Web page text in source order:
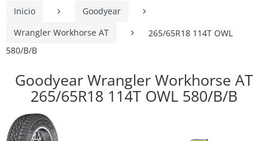
Inicio
Goodyear
Wrangler Workhorse AT
265/65R18 114T OWL
580/B/B
Goodyear Wrangler Workhorse AT
265/65R18 114T OWL 580/B/B